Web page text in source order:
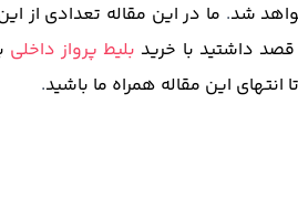
شد. ما در این مقاله تعدادی از
داشتید با خرید بلیط پرواز داخلی
انتهای این مقاله همراه ما باشید.